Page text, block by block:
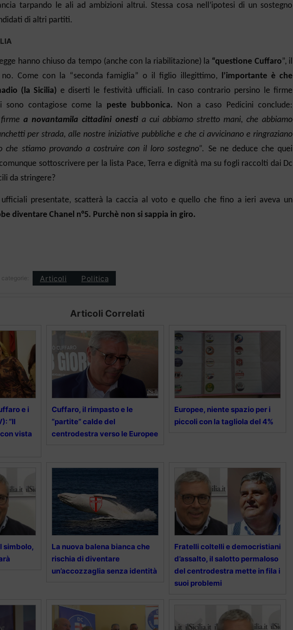
tarpando le ali ad ambizioni altrui. Stessa cosa nell’ipotesi di un sostegno
di altri partiti.
hanno chiuso da tempo (anche con la riabilitazione) la “questione Cuffaro”, il
Come con la “seconda famiglia” o il figlio illegittimo, l’importante è che
(la Sicilia) e diserti le festività ufficiali. In caso contrario persino le firme
sono contagiose come la peste bubbonica. Non a caso Pedicini conclude:
firmea novantamila cittadini onesti a cui abbiamo stretto mani, che abbiamo
per strada, alle nostre iniziative pubbliche e che ci avvicinano e ringraziano
che stiamo provando a costruire con il loro sostegno”. Se ne deduce che quei
sottoscrivere per la lista Pace, Terra e dignità ma su fogli raccolti dai Dc
da stringere?
ufficiali presentate, scatterà la caccia al voto e quello che fino a ieri aveva un
diventare Chanel n°5. Purchè non si sappia in giro.
Articoli Politica
Articoli Correlati
e i
“Il
vista
Cuffaro, il rimpasto e le
“partite” calde del
centrodestra verso le Europee
Europee, niente spazio per i
piccoli con la tagliola del 4%
simbolo,
La nuova balena bianca che
rischia di diventare
un’accozzaglia senza identità
Fratelli coltelli e democristiani
d’assalto, il salotto permaloso
del centrodestra mette in fila i
suoi problemi